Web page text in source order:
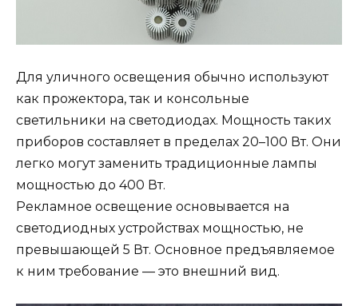
Для уличного освещения обычно используют
как прожектора, так и консольные
светильники на светодиодах. Мощность таких
приборов составляет в пределах 20–100 Вт. Они
легко могут заменить традиционные лампы
мощностью до 400 Вт.
Рекламное освещение основывается на
светодиодных устройствах мощностью, не
превышающей 5 Вт. Основное предъявляемое
к ним требование — это внешний вид.